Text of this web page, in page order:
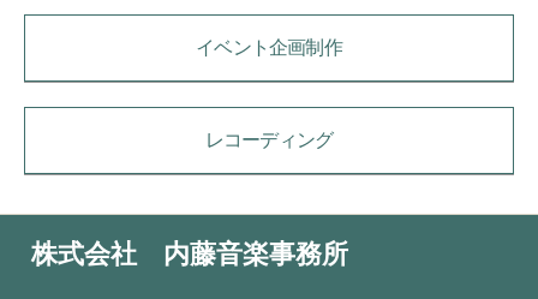
イベント企画制作
レコーディング
株式会社 内藤音楽事務所